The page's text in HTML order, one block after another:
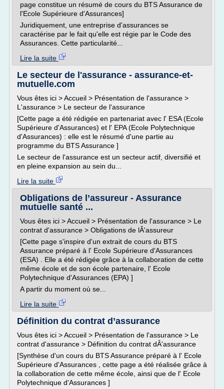
page constitue un résumé de cours du BTS Assurance de
l'Ecole Supérieure d'Assurances]
Juridiquement, une entreprise d'assurances se
caractérise par le fait qu'elle est régie par le Code des
Assurances. Cette particularité...
Lire la suite
Le secteur de l'assurance - assurance-et-
mutuelle.com
Vous êtes ici > Accueil > Présentation de l'assurance >
L'assurance > Le secteur de l'assurance
[Cette page a été rédigée en partenariat avec l' ESA (Ecole
Supérieure d'Assurances) et l' EPA (Ecole Polytechnique
d'Assurances) : elle est le résumé d'une partie au
programme du BTS Assurance ]
Le secteur de l'assurance est un secteur actif, diversifié et
en pleine expansion au sein du...
Lire la suite
Obligations de l’assureur - Assurance
mutuelle santé ...
Vous êtes ici > Accueil > Présentation de l'assurance > Le
contrat d'assurance > Obligations de lÂ'assureur
[Cette page s'inspire d'un extrait de cours du BTS
Assurance préparé à l' Ecole Supérieure d'Assurances
(ESA) . Elle a été rédigée grâce à la collaboration de cette
même école et de son école partenaire, l' Ecole
Polytechnique d'Assurances (EPA) ]
A partir du moment où se...
Lire la suite
Définition du contrat d’assurance
Vous êtes ici > Accueil > Présentation de l'assurance > Le
contrat d'assurance > Définition du contrat dÂ'assurance
[Synthèse d'un cours du BTS Assurance préparé à l' Ecole
Supérieure d'Assurances , cette page a été réalisée grâce à
la collaboration de cette même école, ainsi que de l' Ecole
Polytechnique d'Assurances ]